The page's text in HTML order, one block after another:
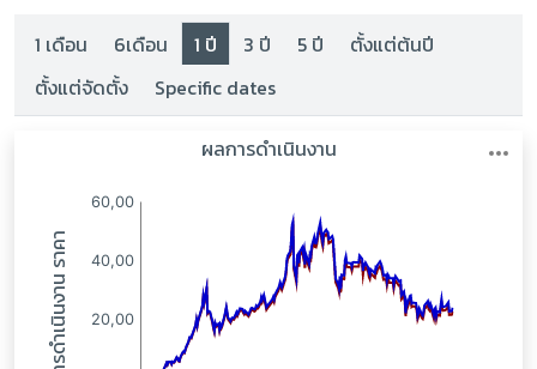
1 เดือน 6เดือน 1 ปี 3 ปี 5 ปี
ตั้งแต่ต้นปี
ตั้งแต่จัดตั้ง
Specific dates